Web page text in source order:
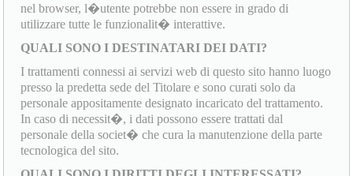
nel browser, l�utente potrebbe non essere in grado di
utilizzare tutte le funzionalit� interattive.
QUALI SONO I DESTINATARI DEI DATI?
I trattamenti connessi ai servizi web di questo sito hanno luogo
presso la predetta sede del Titolare e sono curati solo da
personale appositamente designato incaricato del trattamento.
In caso di necessit�, i dati possono essere trattati dal
personale della societ� che cura la manutenzione della parte
tecnologica del sito.